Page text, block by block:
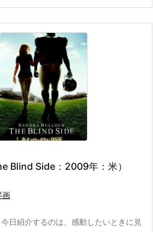
Blind Side：2009年：米）
画
日紹介するのは、感動したいときに見